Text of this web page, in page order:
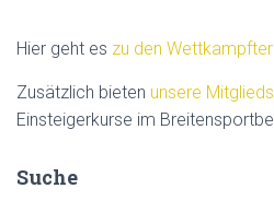
Hier geht es zu den
Zusätzlich bieten unsere
Einsteigerkurse im
Suche